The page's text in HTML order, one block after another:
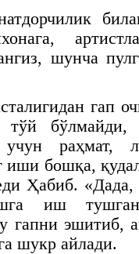
шунча
гап
тўй
учун раҳмат,
иши бошқа,
Ҳабиб. «Дада,
иш
гапни эшитиб,
шукр айлади.